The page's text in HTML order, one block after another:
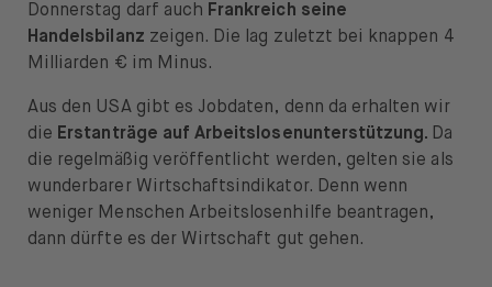
Donnerstag darf auch Frankreich seine
Handelsbilanz zeigen. Die lag zuletzt bei knappen 4
Milliarden € im Minus.
Aus den USA gibt es Jobdaten, denn da erhalten wir
die Erstanträge auf Arbeitslosenunterstützung. Da
die regelmäßig veröffentlicht werden, gelten sie als
wunderbarer Wirtschaftsindikator. Denn wenn
weniger Menschen Arbeitslosenhilfe beantragen,
dann dürfte es der Wirtschaft gut gehen.